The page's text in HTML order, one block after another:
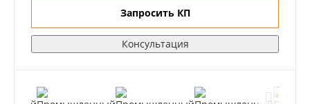
Запросить КП
Консультация